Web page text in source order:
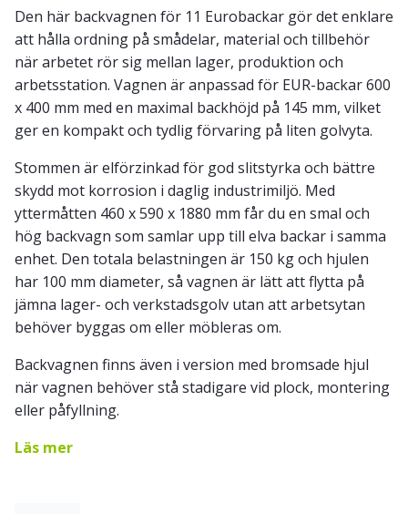
Den här backvagnen för 11 Eurobackar gör det enklare
att hålla ordning på smådelar, material och tillbehör
när arbetet rör sig mellan lager, produktion och
arbetsstation. Vagnen är anpassad för EUR-backar 600
x 400 mm med en maximal backhöjd på 145 mm, vilket
ger en kompakt och tydlig förvaring på liten golvyta.
Stommen är elförzinkad för god slitstyrka och bättre
skydd mot korrosion i daglig industrimiljö. Med
yttermåtten 460 x 590 x 1880 mm får du en smal och
hög backvagn som samlar upp till elva backar i samma
enhet. Den totala belastningen är 150 kg och hjulen
har 100 mm diameter, så vagnen är lätt att flytta på
jämna lager- och verkstadsgolv utan att arbetsytan
behöver byggas om eller möbleras om.
Backvagnen finns även i version med bromsade hjul
när vagnen behöver stå stadigare vid plock, montering
eller påfyllning.
Läs mer